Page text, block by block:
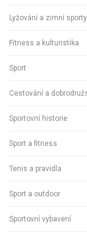
Lyžování a zimní sporty
Fitness a kulturistika
Sport
Cestování a
Sportovní historie
Sport a fitness
Tenis a pravidla
Sport a outdoor
Sportovní vybavení